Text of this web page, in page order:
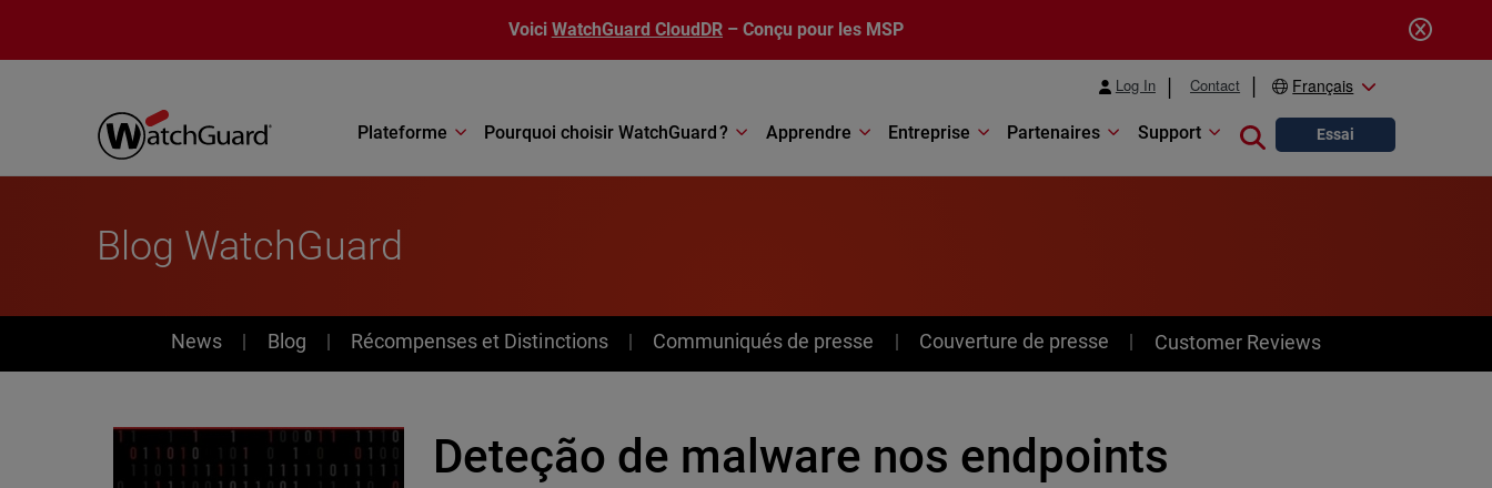
Voici WatchGuard CloudDR – Conçu pour les MSP
Log In Contact Français
Plateforme Pourquoi choisir WatchGuard ? Apprendre Entreprise Partenaires Support Close search
Essai
Blog WatchGuard
News
News Blog Récompenses et Distinctions Communiqués de presse Couverture de presse Customer Reviews
Deteção de malware nos endpoints